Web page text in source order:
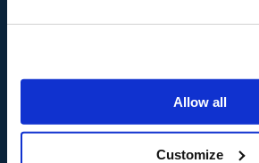
Allow all
Customize